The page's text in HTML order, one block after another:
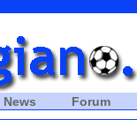
News Forum